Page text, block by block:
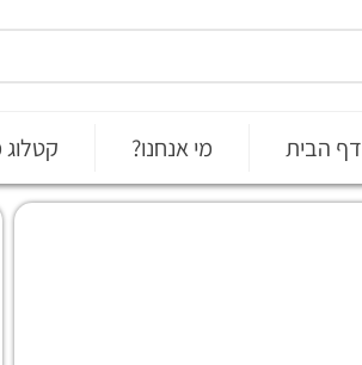
דף הבית מי אנחנו? קטלוג